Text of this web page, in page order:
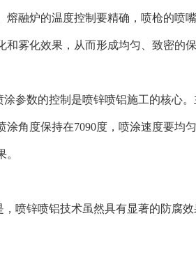
熔融炉的温度控制要精确，喷枪的喷
和雾化效果，从而形成均匀、致密的保
涂参数的控制是喷锌喷铝施工的核心
涂角度保持在7090度，喷涂速度要均
，喷锌喷铝技术虽然具有显著的防腐